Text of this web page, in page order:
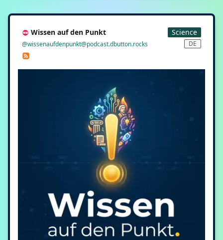
Science
Wissen auf den Punkt
DE
@wissenaufdenpunkt@podcast.dbutton.rocks